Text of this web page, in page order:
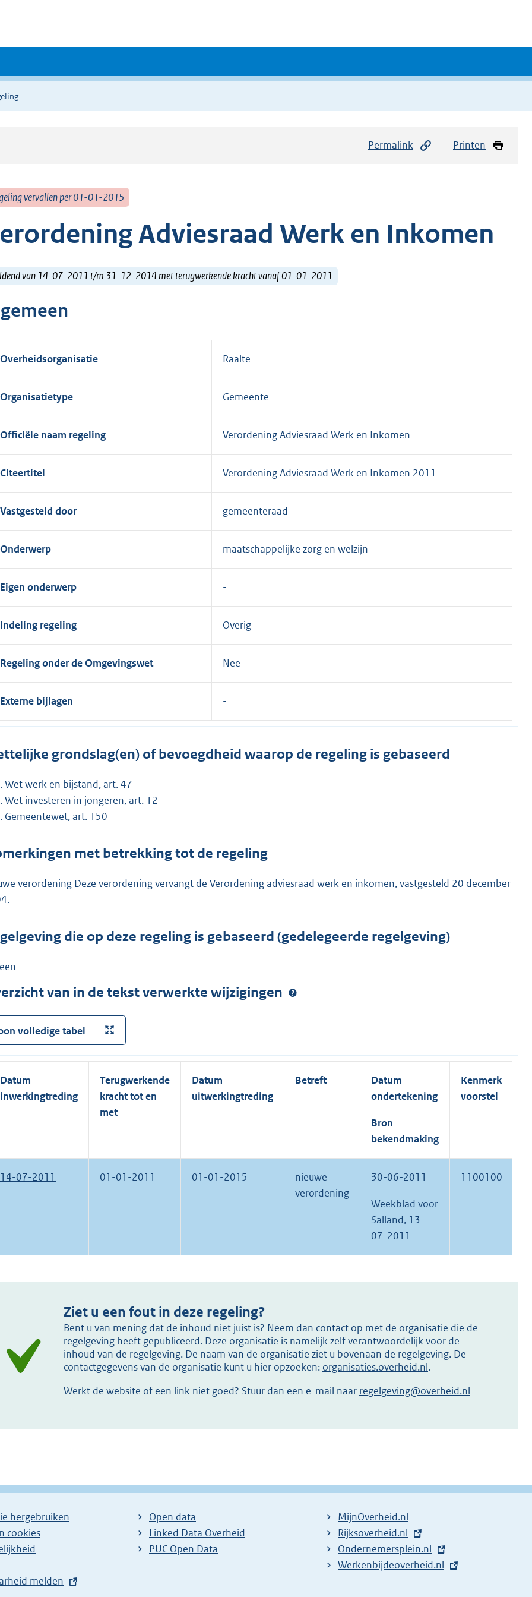
Permalink Printen
vervallen per 01-01-2015
Adviesraad Werk en Inkomen
van 14-07-2011 t/m 31-12-2014 met terugwerkende kracht vanaf 01-01-2011
Overheidsorganisatie Raalte
Organisatietype Gemeente
Officiële naam regeling Verordening Adviesraad Werk en Inkomen
Citeertitel Verordening Adviesraad Werk en Inkomen 2011
Vastgesteld door gemeenteraad
Onderwerp maatschappelijke zorg en welzijn
Eigen onderwerp
Indeling regeling Overig
Regeling onder de Omgevingswet Nee
Externe bijlagen
grondslag(en) of bevoegdheid waarop de regeling is gebaseerd
Wet werk en bijstand, art. 47
Wet investeren in jongeren, art. 12
Gemeentewet, art. 150
met betrekking tot de regeling
verordening Deze verordening vervangt de Verordening adviesraad werk en inkomen, vastgesteld 20 december
die op deze regeling is gebaseerd (gedelegeerde regelgeving)
van in de tekst verwerkte wijzigingen
volledige tabel
Datum
inwerkingtreding
Terugwerkende
kracht tot en
met
Datum
uitwerkingtreding
Betreft
Datum
ondertekening
Bron
bekendmaking
Kenmerk
voorstel
14-07-2011 01-01-2011 01-01-2015
nieuwe
verordening
30-06-2011
Weekblad voor
Salland, 13-
07-2011
1100100
Ziet u een fout in deze regeling?
Bent u van mening dat de inhoud niet juist is? Neem dan contact op met de organisatie die de
regelgeving heeft gepubliceerd. Deze organisatie is namelijk zelf verantwoordelijk voor de
inhoud van de regelgeving. De naam van de organisatie ziet u bovenaan de regelgeving. De
contactgegevens van de organisatie kunt u hier opzoeken: organisaties.overheid.nl.
Werkt de website of een link niet goed? Stuur dan een e-mail naar regelgeving@overheid.nl
hergebruiken
cookies
melden
Open data
Linked Data Overheid
PUC Open Data
MijnOverheid.nl
E
x
t
Rijksoverheid.nl
E
x
Ondernemersplein.nl
E
Werkenbijdeoverheid.nl